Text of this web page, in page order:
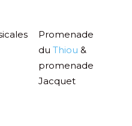
Promenade
du Thiou &
promenade
Jacquet